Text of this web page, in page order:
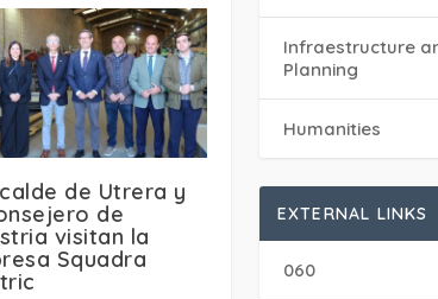
de Utrera y
de
visitan la
Squadra
Infraestructure
Planning
Humanities
EXTERNAL LINKS
060